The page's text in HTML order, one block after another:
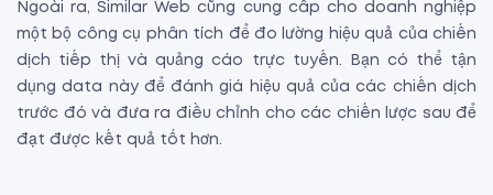
Ngoài ra, Similar Web cũng cung cấp cho doanh nghiệp
một bộ công cụ phân tích để đo lường hiệu quả của chiến
dịch tiếp thị và quảng cáo trực tuyến. Bạn có thể tận
dụng data này để đánh giá hiệu quả của các chiến dịch
trước đó và đưa ra điều chỉnh cho các chiến lược sau để
đạt được kết quả tốt hơn.